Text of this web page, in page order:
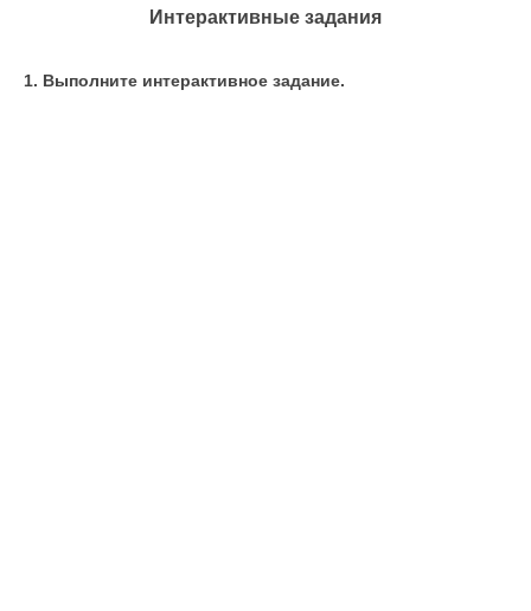
Интерактивные задания
1. Выполните интерактивное задание.